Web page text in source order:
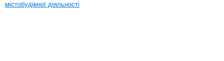
містобудівної діяльності